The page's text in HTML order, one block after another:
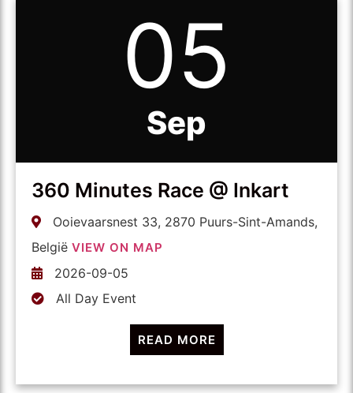
05
Sep
360 Minutes Race @ Inkart
Ooievaarsnest 33, 2870 Puurs-Sint-Amands,
België VIEW ON MAP
2026-09-05
All Day Event
READ MORE